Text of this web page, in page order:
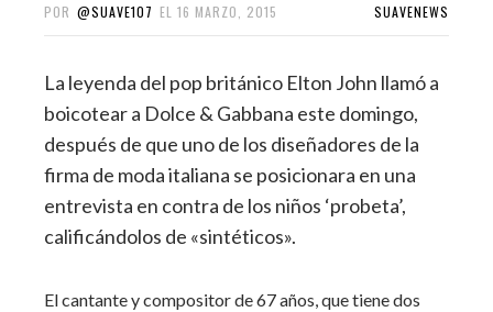
POR @SUAVE107 EL 16 MARZO, 2015 SUAVENEWS
La leyenda del pop británico Elton John llamó a
boicotear a Dolce & Gabbana este domingo,
después de que uno de los diseñadores de la
firma de moda italiana se posicionara en una
entrevista en contra de los niños ‘probeta’,
calificándolos de «sintéticos».
El cantante y compositor de 67 años, que tiene dos